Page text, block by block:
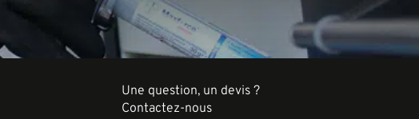
Une question, un devis ?
Contactez-nous